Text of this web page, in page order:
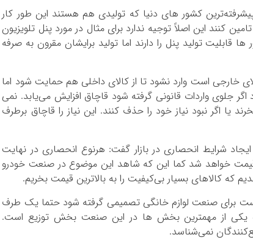
کشور های دنیا که تولیدی هم هستند این طور کار
کنند این اصلاً توجیه ندارد برای مثال در مورد پنل تلویزیون
قابلیت تولید پنل را دارند اما تولید برایشان مقرون به صرفه
خارجی است وارد نشود تا از کالای داخلی هم حمایت شود اما
اگر جلوی واردات قانونی گرفته شود قاچاق افزایش می‌یابد. نمی
یا اگر نبود نیاز خود را حذف کنند. این نیاز را قاچاق برطرف
شرایط انحصاری در بازار گفت: هرنوع انحصاری در نهایت
خواهد شد کما این که شاهد این موضوع در صنعت خودرو
که کالاهای بسیار بی‌کیفیت را به بالاترین قیمت بخریم.
برای صنعت لوازم خانگی تصمیمی گرفته شود حتما یک طرف
که یکی از مهمترین بخش ها در این صنعت بخش توزیع است.
نمی‌شناسد.